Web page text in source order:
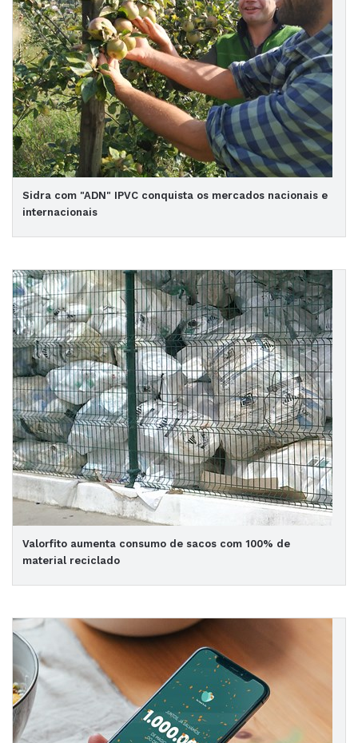
Sidra com "ADN" IPVC conquista os mercados nacionais e
internacionais
Valorfito aumenta consumo de sacos com 100% de
material reciclado